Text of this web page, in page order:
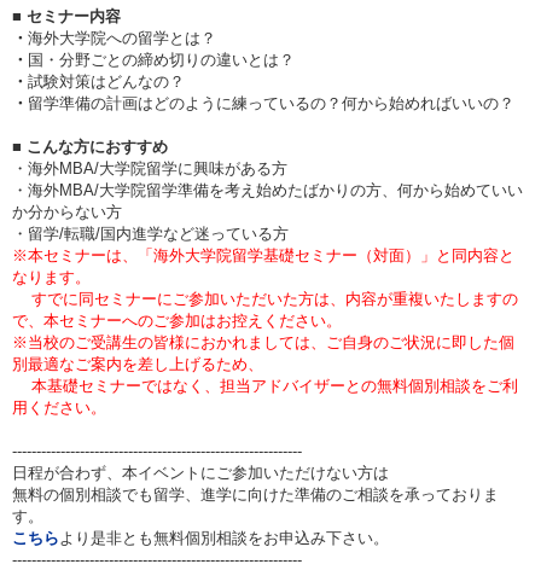
■ セミナー内容
・ 海外大学院への留学とは？
・ 国・分野ごとの締め切りの違いとは？
・ 試験対策はどんなの？
・ 留学準備の計画はどのように練っているの？何から始めればいいの？
■ こんな方におすすめ
・海外MBA/大学院留学に興味がある方
・海外MBA/大学院留学準備を考え始めたばかりの方、何から始めていい
か分からない方
・留学/転職/国内進学など迷っている方
※本セミナーは、「海外大学院留学基礎セミナー（対面）」と同内容と
なります。
すでに同セミナーにご参加いただいた方は、内容が重複いたしますの
で、本セミナーへのご参加はお控えください。
※当校のご受講生の皆様におかれましては、ご自身のご状況に即した個
別最適なご案内を差し上げるため、
本基礎セミナーではなく、担当アドバイザーとの無料個別相談をご利
用ください。
------------------------------------------------------------
日程が合わず、本イベントにご参加いただけない方は
無料の個別相談でも留学、進学に向けた準備のご相談を承っておりま
す。
こちらより是非とも無料個別相談をお申込み下さい。
------------------------------------------------------------